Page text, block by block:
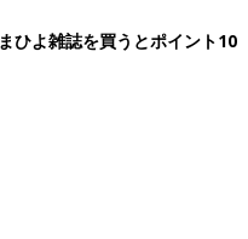
ひよ雑誌を買うとポイント10